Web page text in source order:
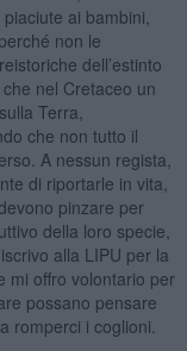
ai bambini,
non le
dell’estinto
nel Cretaceo un
Terra,
che non tutto il
A nessun regista,
di riportarle in vita,
pinzare per
della loro specie,
alla LIPU per la
mi offro volontario per
possano pensare
romperci i coglioni.